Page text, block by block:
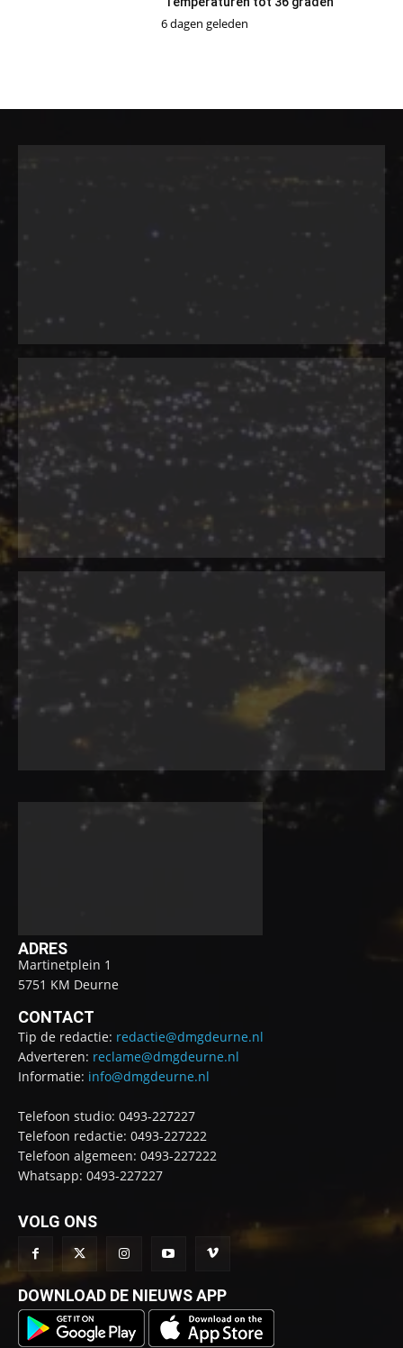
6 dagen geleden
ADRES
Martinetplein 1
5751 KM Deurne
CONTACT
Tip de redactie: redactie@dmgdeurne.nl
Adverteren: reclame@dmgdeurne.nl
Informatie: info@dmgdeurne.nl
Telefoon studio: 0493-227227
Telefoon redactie: 0493-227222
Telefoon algemeen: 0493-227222
Whatsapp: 0493-227227
VOLG ONS
DOWNLOAD DE NIEUWS APP